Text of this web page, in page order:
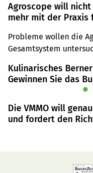
Agroscope will
mehr mit der Praxis
Probleme wollen die
Gesamtsystem
reduziert werden,
Nachhaltigkeit zu
Kulinarisches
Gewinnen Sie das
✹
Die VMMO will
und fordert den